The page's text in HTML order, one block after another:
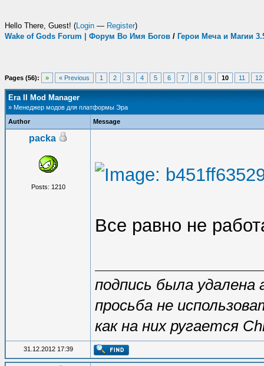
Hello There, Guest! (Login — Register)
Wake of Gods Forum | Форум Во Имя Богов / Герои Меча и Магии
Pages (56): » « Previous 1 2 3 4 5 6 7 8 9 10 11 12
Era II Mod Manager
» Менеджер модов для платформы Эра
Author
Message
packa
Posts: 1210
Все равно не
подпись была удалена
просьба не
как на них ругается
31.12.2012 17:39